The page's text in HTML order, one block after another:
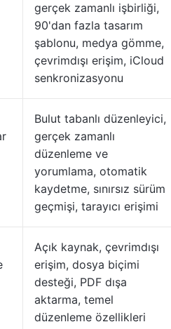
gerçek zamanlı işbirliği,
90'dan fazla tasarım
şablonu, medya gömme,
çevrimdışı erişim, iCloud
senkronizasyonu
Bulut tabanlı düzenleyici,
gerçek zamanlı
düzenleme ve
yorumlama, otomatik
kaydetme, sınırsız sürüm
geçmişi, tarayıcı erişimi
Açık kaynak, çevrimdışı
erişim, dosya biçimi
desteği, PDF dışa
aktarma, temel
düzenleme özellikleri